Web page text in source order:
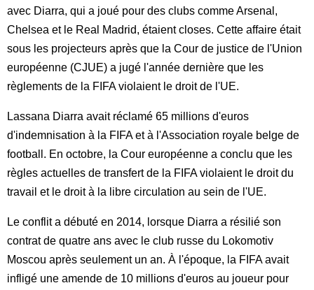
avec Diarra, qui a joué pour des clubs comme Arsenal,
Chelsea et le Real Madrid, étaient closes. Cette affaire était
sous les projecteurs après que la Cour de justice de l'Union
européenne (CJUE) a jugé l'année dernière que les
règlements de la FIFA violaient le droit de l'UE.
Lassana Diarra avait réclamé 65 millions d'euros
d'indemnisation à la FIFA et à l'Association royale belge de
football. En octobre, la Cour européenne a conclu que les
règles actuelles de transfert de la FIFA violaient le droit du
travail et le droit à la libre circulation au sein de l'UE.
Le conflit a débuté en 2014, lorsque Diarra a résilié son
contrat de quatre ans avec le club russe du Lokomotiv
Moscou après seulement un an. À l'époque, la FIFA avait
infligé une amende de 10 millions d'euros au joueur pour